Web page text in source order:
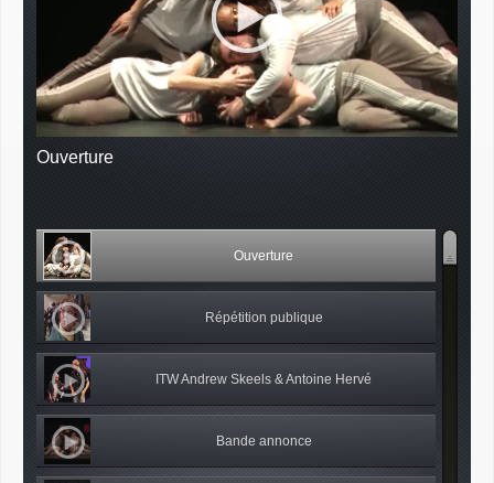
Ouverture
Ouverture
Répétition publique
ITW Andrew Skeels & Antoine Hervé
Bande annonce